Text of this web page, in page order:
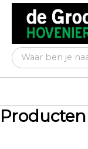
Producten